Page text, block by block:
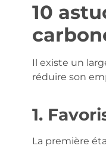
10
Il existe un
réduire son
1.
La première